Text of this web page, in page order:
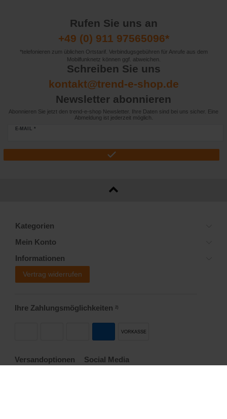
Rufen Sie uns an
+49 (0) 911 97565096*
*telefonieren zum üblichen Ortstarif. Verbindugsgebühren für Anrufe aus dem
Mobilfunknetz können ggf. abweichen.
Schreiben Sie uns
kontakt@trend-e-shop.de
Newsletter abonnieren
Abonnieren Sie jetzt den trend-e-shop Newsletter. Ihre Daten sind bei uns sicher. Eine
Abmeldung ist jederzeit möglich.
E-MAIL *
Kategorien
Mein Konto
Informationen
Vertrag widerrufen
Ihre Zahlungsmöglichkeiten 2)
VORKASSE
Versandoptionen Social Media